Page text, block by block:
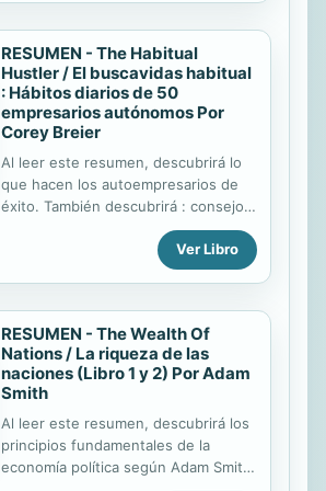
emocional de su cónyuge a hablar el
lenguaje emocional de su cónyuge.
La desaparición del amor después
del matrimonio se vive a menudo
como una fatalidad. La comunicación
se vuelve difícil, si no imposible,
como si un miembro de la pareja
hablara francés y el otro chino. ¿Qué
ocurre si usted no habla el mismo
idioma sentimental que su...
RESUMEN - The Habitual
Hustler / El buscavidas habitual
: Hábitos diarios de 50
empresarios autónomos Por
Corey Breier
Al leer este resumen, descubrirá lo
que hacen los autoempresarios de
éxito. También descubrirá : consejos
muy sencillos que provocarán
cambios importantes en su vida
diaria; por qué es importante cuidar
escucharse. Cuando Cory Breier
perdió su trabajo, estaba motivado:
iba a salir adelante e incluso a
montar su propio negocio. Pero sus
días siempre iban por el mismo
camino: se pasaba el tiempo
navegando por la web, sin rumbo. Se
preguntaba qué podría ayudarle
Ver Libro
RESUMEN - The Wealth Of
Nations / La riqueza de las
naciones (Libro 1 y 2) Por Adam
Smith
Al leer este resumen, descubrirá los
principios fundamentales de la
economía política según Adam Smith.